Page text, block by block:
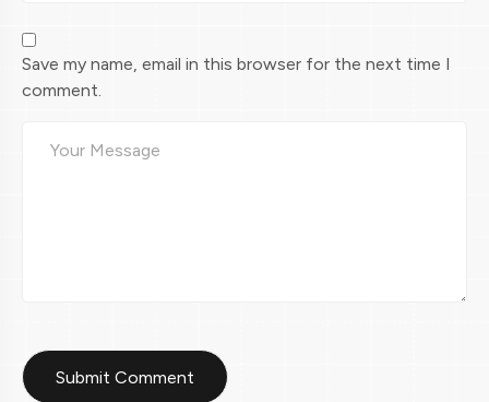
Save my name, email in this browser for the next time I
comment.